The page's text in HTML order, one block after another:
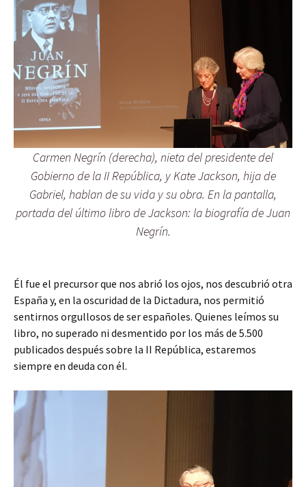
Carmen Negrín (derecha), nieta del presidente del
Gobierno de la II República, y Kate Jackson, hija de
Gabriel, hablan de su vida y su obra. En la pantalla,
portada del último libro de Jackson: la biografía de Juan
Negrín.
Él fue el precursor que nos abrió los ojos, nos descubrió otra
España y, en la oscuridad de la Dictadura, nos permitió
sentirnos orgullosos de ser españoles. Quienes leímos su
libro, no superado ni desmentido por los más de 5.500
publicados después sobre la II República, estaremos
siempre en deuda con él.